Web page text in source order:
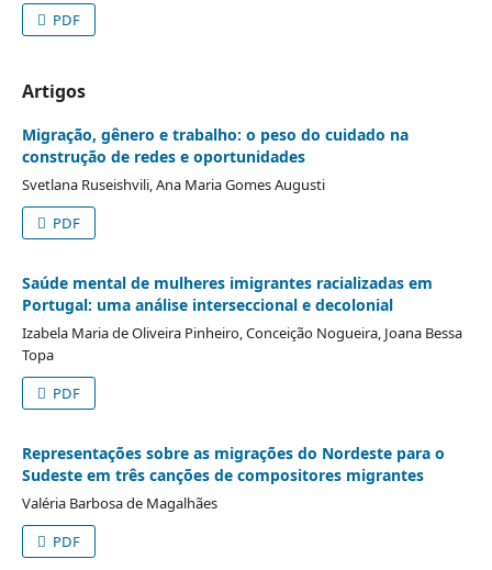
PDF
Artigos
Migração, gênero e trabalho: o peso do cuidado na
construção de redes e oportunidades
Svetlana Ruseishvili, Ana Maria Gomes Augusti
PDF
Saúde mental de mulheres imigrantes racializadas em
Portugal: uma análise interseccional e decolonial
Izabela Maria de Oliveira Pinheiro, Conceição Nogueira, Joana Bessa
Topa
PDF
Representações sobre as migrações do Nordeste para o
Sudeste em três canções de compositores migrantes
Valéria Barbosa de Magalhães
PDF